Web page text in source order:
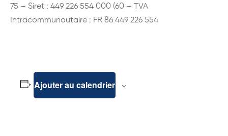
75 – Siret : 449 226 554 000 (60 – TVA
Intracommunautaire : FR 86 449 226 554
Ajouter au calendrier